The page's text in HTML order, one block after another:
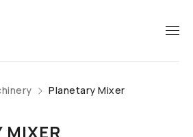
Planetary Mixer
MIXER